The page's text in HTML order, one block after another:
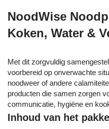
NoodWise
Koken, Water &
Met dit zorgvuldig
voorbereid op onverwachte
noodweer of andere
producten die samen zorgen
communicatie, hygiëne en
Inhoud van het